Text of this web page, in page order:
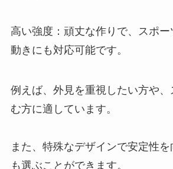
高い強度：頑丈な作りで、スポ
動きにも対応可能です。
例えば、外見を重視したい方や、
む方に適しています。
また、特殊なデザインで安定性
も選ぶことができます。